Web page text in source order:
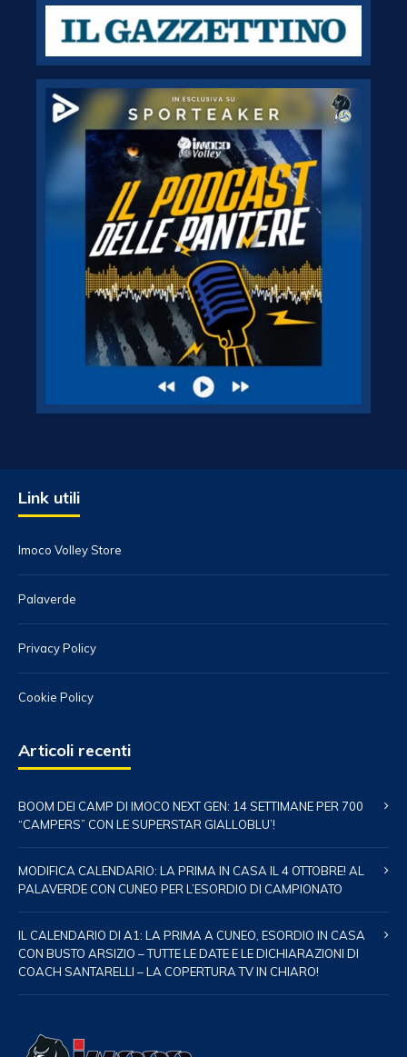
Link utili
Imoco Volley Store
Palaverde
Privacy Policy
Cookie Policy
Articoli recenti
BOOM DEI CAMP DI IMOCO NEXT GEN: 14 SETTIMANE PER 700
“CAMPERS” CON LE SUPERSTAR GIALLOBLU’!
MODIFICA CALENDARIO: LA PRIMA IN CASA IL 4 OTTOBRE! AL
PALAVERDE CON CUNEO PER L’ESORDIO DI CAMPIONATO
IL CALENDARIO DI A1: LA PRIMA A CUNEO, ESORDIO IN CASA
CON BUSTO ARSIZIO – TUTTE LE DATE E LE DICHIARAZIONI DI
COACH SANTARELLI – LA COPERTURA TV IN CHIARO!